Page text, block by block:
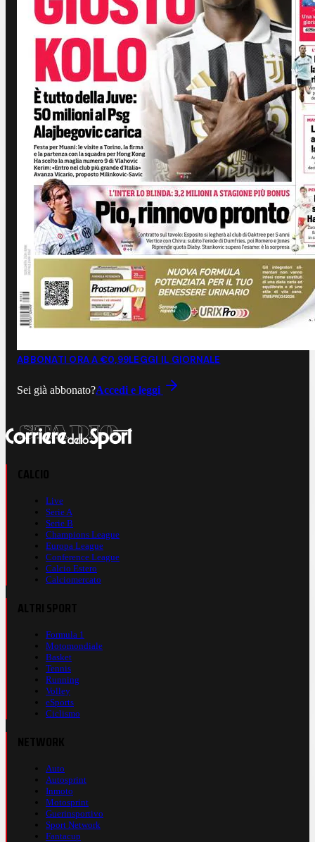
ABBONATI ORA A €0,99LEGGI IL GIORNALE
Sei già abbonato?Accedi e leggi
Live
Serie A
Serie B
Champions League
Europa League
Conference League
Calcio Estero
Calciomercato
Formula 1
Motomondiale
Basket
Tennis
Running
Volley
eSports
Ciclismo
Auto
Autosprint
Inmoto
Motosprint
Guerinsportivo
Sport Network
Fantacup